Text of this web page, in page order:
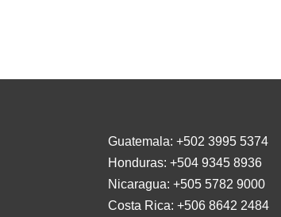
Guatemala:+502 3995 5374
Honduras:+504 9345 8936
Nicaragua:+505 5782 9000
Costa Rica:+506 8642 2484